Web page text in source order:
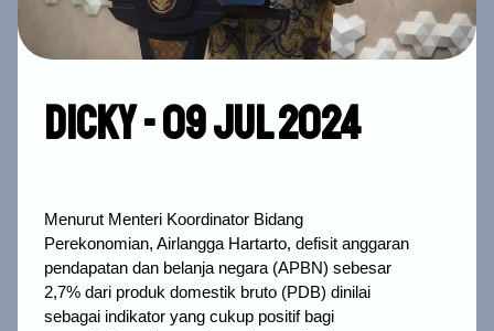
Dicky - 09 Jul 2024
Menurut Menteri Koordinator Bidang
Perekonomian, Airlangga Hartarto, defisit anggaran
pendapatan dan belanja negara (APBN) sebesar
2,7% dari produk domestik bruto (PDB) dinilai
sebagai indikator yang cukup positif bagi